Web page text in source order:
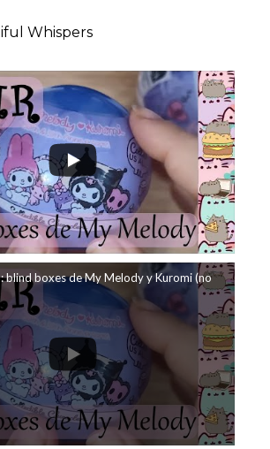
Whispers
blind boxes de My Melody y Kuromi (no